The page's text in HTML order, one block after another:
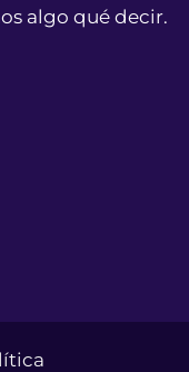
algo qué decir.